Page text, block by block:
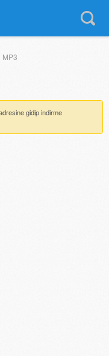
MP3
gidip indirme